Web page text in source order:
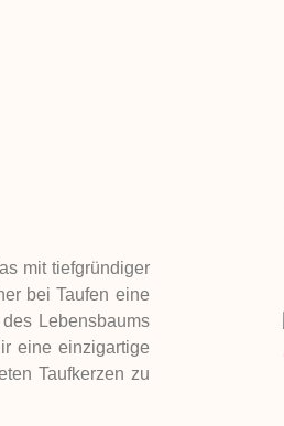
mit tiefgründiger
bei Taufen eine
Lebensbaums
eine einzigartige
Taufkerzen zu